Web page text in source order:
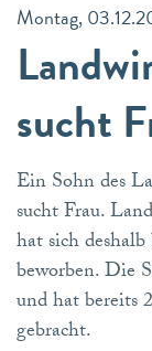
Montag,
sucht
Ein Sohn des
sucht Frau.
hat sich
beworben. Die
und hat bereits
gebracht.